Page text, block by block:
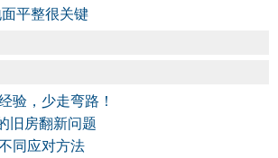
平整很关键
验，少走弯路！
旧房翻新问题
同应对方法